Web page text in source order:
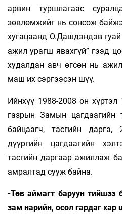
арвин туршлагаас
зөвлөмжийг нь сонсож
хугацаанд О.Дашдэндэв гуай
ажил урагш явахгүй” гээд
худалдан авч өгсөн нь
маш их сэргээсэн шүү.
Ийнхүү 1988-2008 он
газрын Замын цагдаагийн
байцаагч, тасгийн дарга,
дүүргийн цагдаагийн
тасгийн даргаар ажиллаж
амралтад сууж байна.
-Төв аймагт баруун тийшээ
зам нарийн, осол гардаг хар